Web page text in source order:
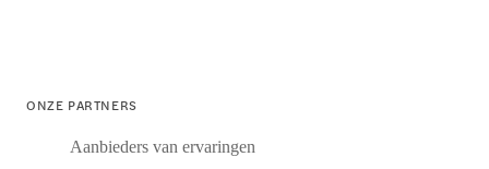
ONZE PARTNERS
Aanbieders van ervaringen